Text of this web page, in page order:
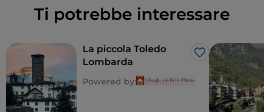
Ti potrebbe interessare
Like
La piccola Toledo
Lombarda
Powered by: